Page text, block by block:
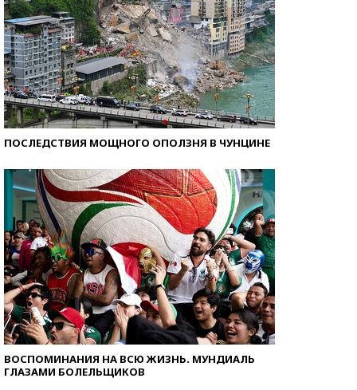
ПОСЛЕДСТВИЯ МОЩНОГО ОПОЛЗНЯ В ЧУНЦИНЕ
ВОСПОМИНАНИЯ НА ВСЮ ЖИЗНЬ. МУНДИАЛЬ
ГЛАЗАМИ БОЛЕЛЬЩИКОВ